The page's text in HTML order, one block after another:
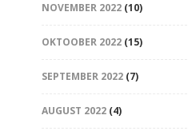
NOVEMBER 2022(10)
OKTOOBER 2022(15)
SEPTEMBER 2022(7)
AUGUST 2022(4)